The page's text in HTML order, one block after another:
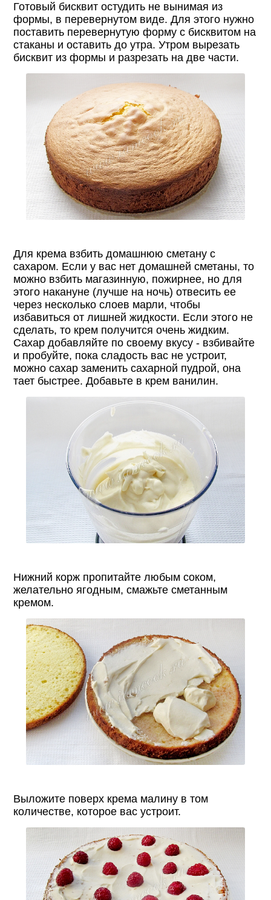
Готовый бисквит остудить не вынимая из
формы, в перевернутом виде. Для этого нужно
поставить перевернутую форму с бисквитом на
стаканы и оставить до утра. Утром вырезать
бисквит из формы и разрезать на две части.
Для крема взбить домашнюю сметану с
сахаром. Если у вас нет домашней сметаны, то
можно взбить магазинную, пожирнее, но для
этого накануне (лучше на ночь) отвесить ее
через несколько слоев марли, чтобы
избавиться от лишней жидкости. Если этого не
сделать, то крем получится очень жидким.
Сахар добавляйте по своему вкусу - взбивайте
и пробуйте, пока сладость вас не устроит,
можно сахар заменить сахарной пудрой, она
тает быстрее. Добавьте в крем ванилин.
Нижний корж пропитайте любым соком,
желательно ягодным, смажьте сметанным
кремом.
Выложите поверх крема малину в том
количестве, которое вас устроит.